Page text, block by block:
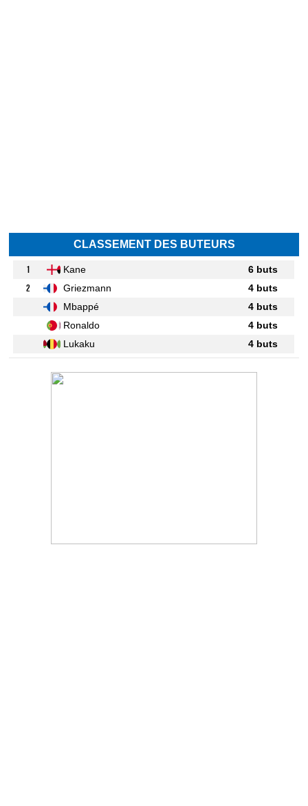
CLASSEMENT DES BUTEURS
1 Kane
6 buts
2
Griezmann
4 buts
Mbappé
4 buts
Ronaldo
4 buts
Lukaku
4 buts